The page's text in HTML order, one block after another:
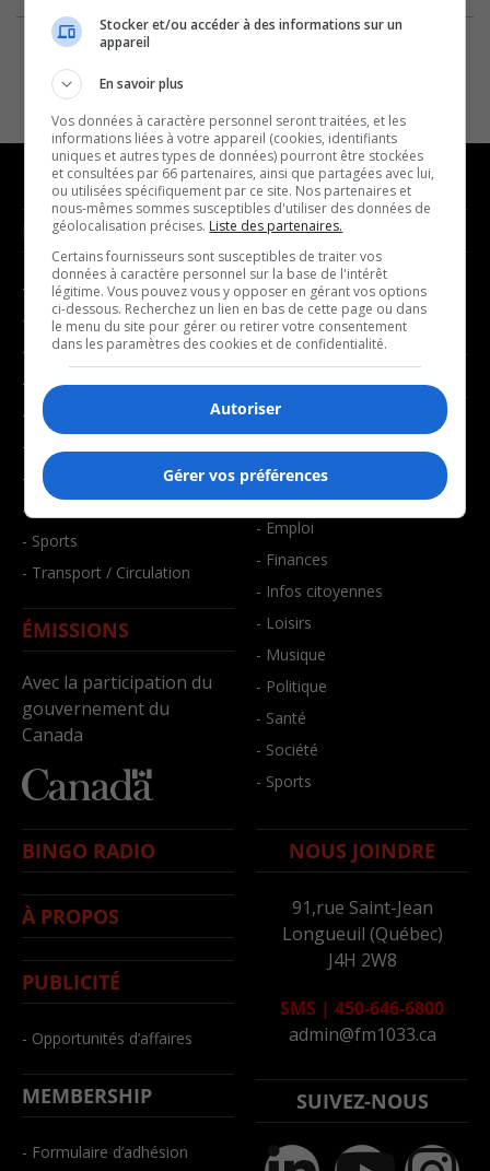
NOUVELLES
- Affaires municipales
- Communauté / Social
- Culture
- Économie
- Éducation
- Environnement
- Faits divers
- Santé et bien-être
- Sports
- Transport / Circulation
ÉMISSIONS
Avec la participation du
gouvernement du
Canada
MUSIQUE
- Décompte franco
- Joué récemment
BALADOS
- Affaires
- Art de vivre
- Bien-être
- Emploi
- Finances
- Infos citoyennes
- Loisirs
- Musique
- Politique
- Santé
- Société
- Sports
BINGO RADIO
À PROPOS
PUBLICITÉ
- Opportunités d’affaires
MEMBERSHIP
- Formulaire d’adhésion
NOUS JOINDRE
91,rue Saint-Jean
Longueuil (Québec)
J4H 2W8
SMS | 450-646-6800
admin@fm1033.ca
SUIVEZ-NOUS
Stocker et/ou accéder à des informations sur un
appareil
En savoir plus
Vos données à caractère personnel seront traitées, et les
informations liées à votre appareil (cookies, identifiants
uniques et autres types de données) pourront être stockées
et consultées par 66 partenaires, ainsi que partagées avec lui,
ou utilisées spécifiquement par ce site. Nos partenaires et
nous-mêmes sommes susceptibles d'utiliser des données de
géolocalisation précises. Liste des partenaires.
Certains fournisseurs sont susceptibles de traiter vos
données à caractère personnel sur la base de l'intérêt
légitime. Vous pouvez vous y opposer en gérant vos options
ci-dessous. Recherchez un lien en bas de cette page ou dans
le menu du site pour gérer ou retirer votre consentement
dans les paramètres des cookies et de confidentialité.
Autoriser
Gérer vos préférences